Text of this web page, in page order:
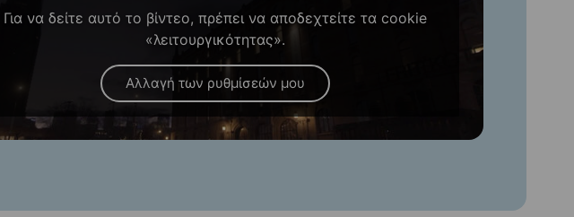
Για να δείτε αυτό το βίντεο, πρέπει να αποδεχτείτε τα cookie
«λειτουργικότητας».
Αλλαγή των ρυθμίσεών μου